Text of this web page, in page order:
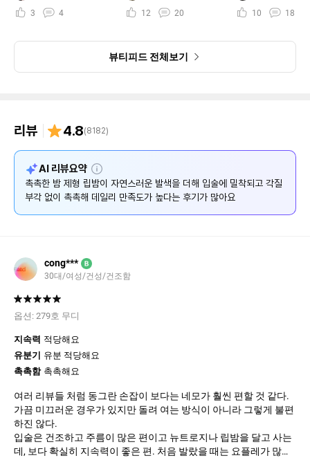
3 4 12 20 10 18
뷰티피드 전체보기
리뷰 4.8(8182)
AI 리뷰요약 설
명
촉촉한 밤 제형 립밤이 자연스러운 발색을 더해 입술에 밀착되고 각질
부각 없이 촉촉해 데일리 만족도가 높다는 후기가 많아요
cong*** B
30대/여성/건성/건조함
옵션: 279호 무디
지속력 적당해요
유분기 유분 적당해요
촉촉함 촉촉해요
여러 리뷰들 처럼 동그란 손잡이 보다는 네모가 훨씬 편할 것 같다.
가끔 미끄러운 경우가 있지만 돌려 여는 방식이 아니라 그렇게 불편
하진 않다.
입술은 건조하고 주름이 많은 편이고 뉴트로지나 립밤을 달고 사는
데, 보다 확실히 지속력이 좋은 편. 처음 발랐을 때는 요플레가 많이